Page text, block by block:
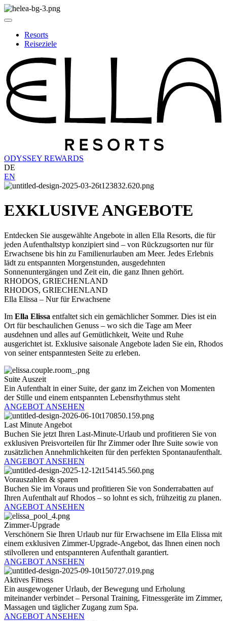
Resorts
Reiseziele
ODYSSEY REWARDS
DE
EN
EXKLUSIVE ANGEBOTE
Entdecken Sie ausgewählte Angebote in allen Ella Resorts, die für
jeden Aufenthaltstyp konzipiert sind – von Rückzugsorten nur für
Erwachsene bis hin zu Familienurlauben am Meer. Jedes Erlebnis
lädt zu entspannten Morgenstunden, ausgedehnten
Sonnenuntergängen und Zeit ein, die ganz Ihnen gehört.
RHODOS, GRIECHENLAND
RHODOS, GRIECHENLAND
Ella Elissa – Nur für Erwachsene
Im Ella Elissa entfaltet sich ein gemächlicher Sommer. Dies ist ein
Ort für beschaulichen Genuss – wo sich die Tage am Meer
ausdehnen und alles auf Gemütlichkeit, Weite und Ruhe
ausgerichtet ist. Exklusive saisonale Angebote laden Sie ein, Rhodos
von seiner entspanntesten Seite zu erleben.
Suite Auszeit
Ein Aufenthalt in einer Suite, der ganz im Zeichen von Momenten
der Stille und einem entspannten Lebensrhythmus steht
ANGEBOT ANSEHEN
Last Minute Angebot
Buchen Sie jetzt Ihren Last-Minute-Urlaub und profitieren Sie von
exklusiven Preisvorteilen für Ihr Zimmer oder Ihre Suite sowie von
zusätzlichen Annehmlichkeiten für den perfekten Spontanaufenthalt.
ANGEBOT ANSEHEN
Vorauszahlen & sparen
Buchen Sie im Voraus und profitieren Sie von Sonderrabatten auf
Ihren Aufenthalt auf Rhodos – so lohnt es sich, frühzeitig zu planen.
ANGEBOT ANSEHEN
Zimmer-Upgrade
Verschönern Sie Ihren Urlaub nur für Erwachsene im Ella Elissa mit
einem exklusiven Zimmer-Upgrade-Angebot, das Ihnen einen noch
stilvolleren und entspannteren Aufenthalt garantiert.
ANGEBOT ANSEHEN
Aktives Fitness
Ein ausgewogener Urlaub, der Bewegung und Erholung
miteinander verbindet – Personal Training, Fitnessgeräte im Zimmer,
Massagen und täglicher Zugang zum Spa.
ANGEBOT ANSEHEN